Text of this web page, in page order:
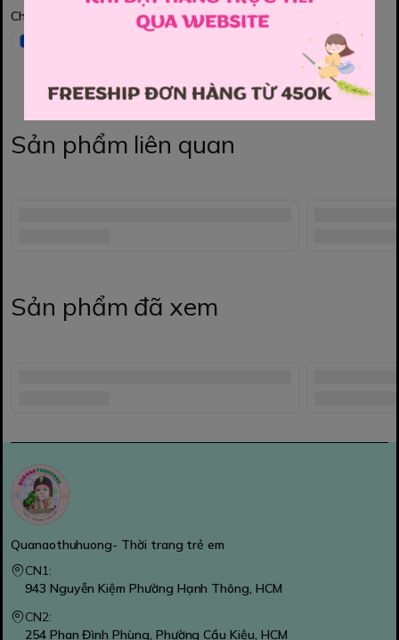
Chia sẻ
Sản phẩm liên quan
Sản phẩm đã xem
Quanaothuhuong- Thời trang trẻ em
CN1:
943 Nguyễn Kiệm Phường Hạnh Thông, HCM
CN2:
254 Phan Đình Phùng, Phường Cầu Kiệu, HCM